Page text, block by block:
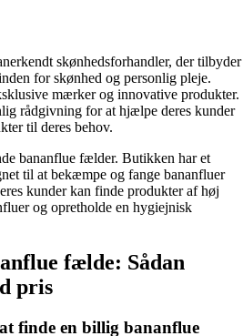
skønhedsforhandler, der tilbyder
for skønhed og personlig pleje.
mærker og innovative produkter.
rådgivning for at hjælpe deres kunder
til deres behov.
bananflue fælder. Butikken har et
til at bekæmpe og fange bananfluer
kunder kan finde produkter af høj
og opretholde en hygiejnisk
fælde: Sådan
pris
finde en billig bananflue